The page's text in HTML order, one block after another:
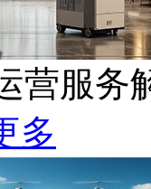
营服务
多